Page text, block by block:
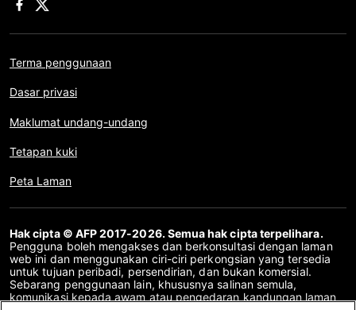
Terma penggunaan
Dasar privasi
Maklumat undang-undang
Tetapan kuki
Peta Laman
Hak cipta © AFP 2017-2026. Semua hak cipta terpelihara.
Pengguna boleh mengakses dan berkonsultasi dengan laman
web ini dan menggunakan ciri-ciri perkongsian yang tersedia
untuk tujuan peribadi, persendirian, dan bukan komersial.
Sebarang penggunaan lain, khususnya salinan semula,
komunikasi kepada awam atau pengedaran kandungan laman